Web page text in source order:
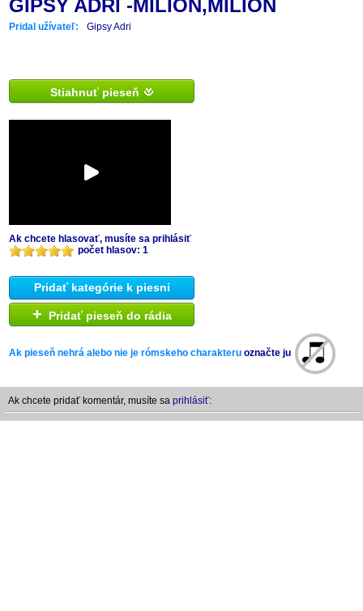
GIPSY ADRI -MILION,MILION
Pridal užívateľ: Gipsy Adri
Stiahnuť pieseň
Ak chcete hlasovať, musíte sa prihlásiť
počet hlasov: 1
Pridať kategórie k piesni
+ Pridať pieseň do rádia
Ak pieseň nehrá alebo nie je rómskeho charakteru označte ju
Ak chcete pridať komentár, musíte sa prihlásiť: